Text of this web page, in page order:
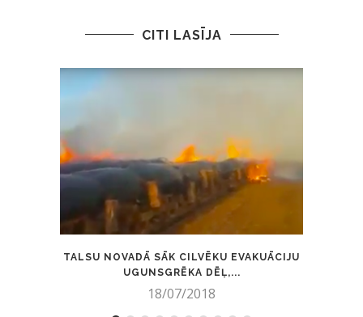
CITI LASĪJA
TALSU NOVADĀ SĀK CILVĒKU EVAKUĀCIJU
UGUNSGRĒKA DĒĻ,...
18/07/2018